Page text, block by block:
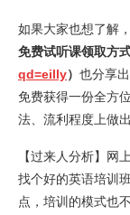
如果大家也想了解
免费试听课领取方
qd=eilly） 也分享
免费获得一份全方
法、流利程度上做
【过来人分析】网
找个好的英语培训
点，培训的模式也